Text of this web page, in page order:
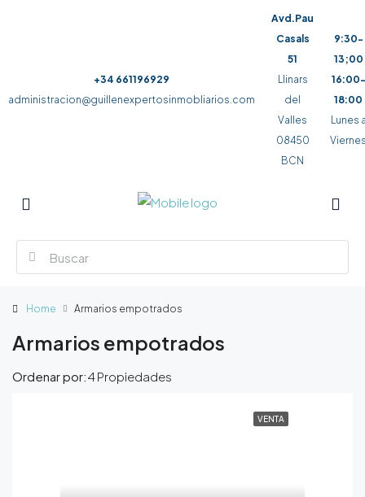
+34 661196929
administracion@guillenexpertosinmobliarios.com
Avd.Pau
Casals
51
Llinars
del
Valles
08450
BCN
9:30-
13;00
16:00-
18:00
Lunes
Home Armarios empotrados
Armarios empotrados
4 Propiedades
Ordenar por:
VENTA